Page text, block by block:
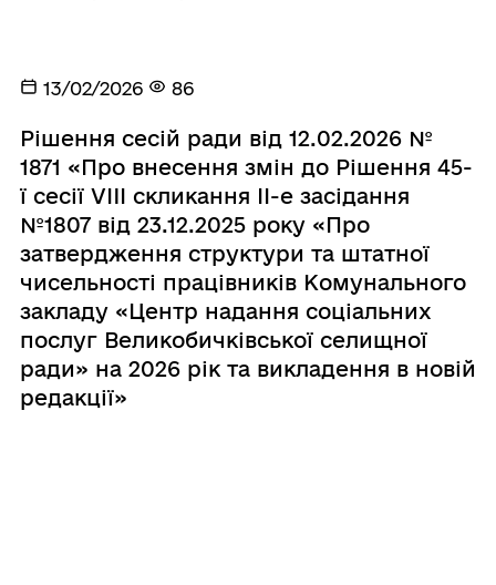
13/02/2026 86
Рішення сесій ради від 12.02.2026 №
1871 «Про внесення змін до Рішення 45-
ї сесії VIII скликання ІІ-е засідання
№1807 від 23.12.2025 року «Про
затвердження структури та штатної
чисельності працівників Комунального
закладу «Центр надання соціальних
послуг Великобичківської селищної
ради» на 2026 рік та викладення в новій
редакції»